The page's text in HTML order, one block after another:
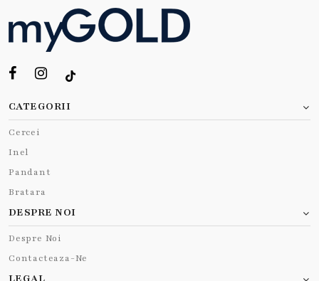
CATEGORII
Cercei
Inel
Pandant
Bratara
DESPRE NOI
Despre Noi
Contacteaza-Ne